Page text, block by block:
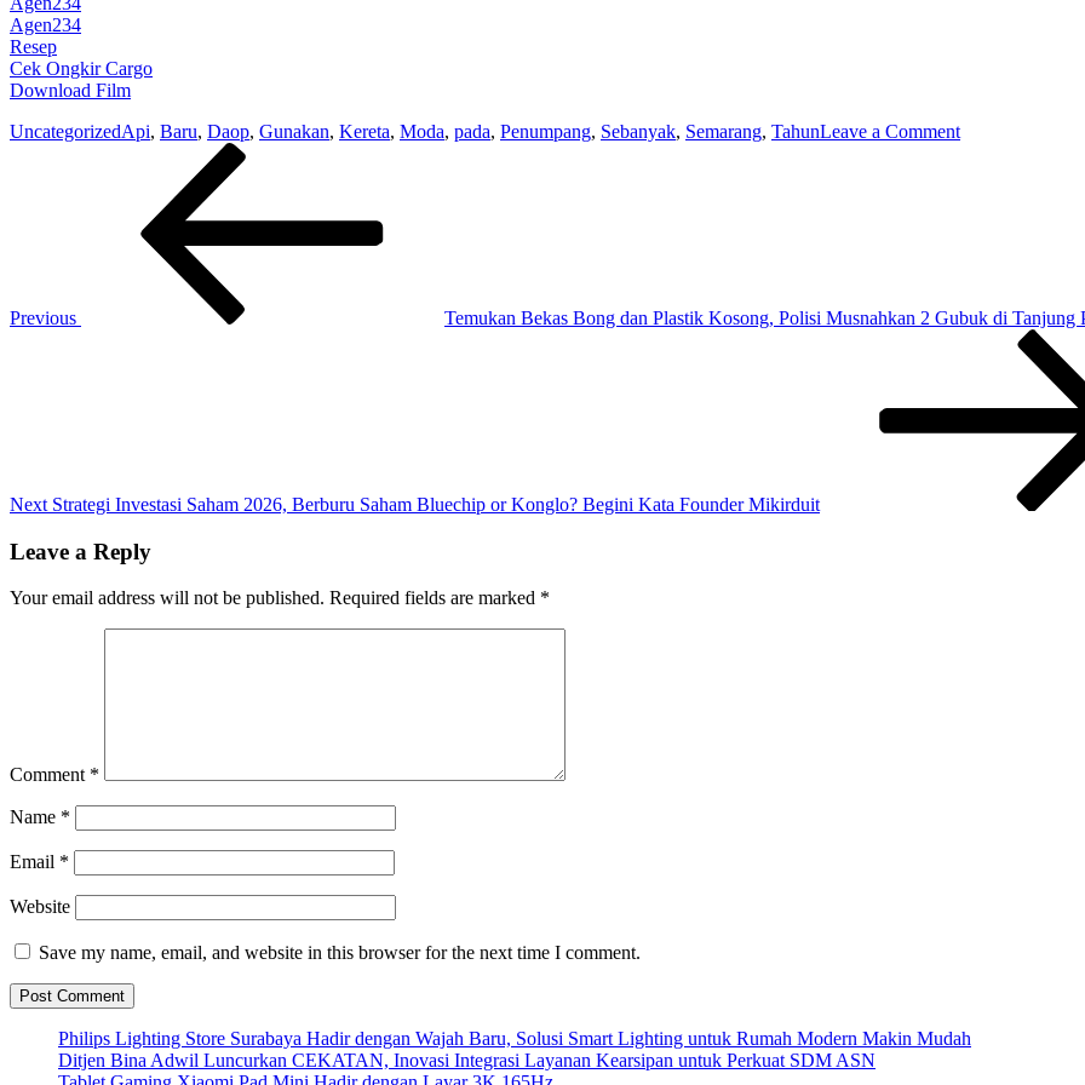
Agen234
Resep
Cek Ongkir Cargo
Download Film
UncategorizedApi, Baru, Daop, Gunakan, Kereta, Moda, pada, Penumpang, Sebanyak, Semarang, TahunLeave a Commenton
Daop
Semarang
H-
2
Previous
Temukan Bekas Bong dan Plastik Kosong, Polisi Musnahkan 2 Gubuk di Tanjung
Next Strategi Investasi Saham 2026, Berburu Saham Bluechip or Konglo? Begini Kata Founder Mikirduit
Leave a Reply
Your email address will not be published. Required fields are marked *
Comment *
Name *
Email *
Website
Save my name, email, and website in this browser for the next time I comment.
Philips Lighting Store Surabaya Hadir dengan Wajah Baru, Solusi Smart Lighting untuk Rumah Modern Makin Mudah
Ditjen Bina Adwil Luncurkan CEKATAN, Inovasi Integrasi Layanan Kearsipan untuk Perkuat SDM ASN